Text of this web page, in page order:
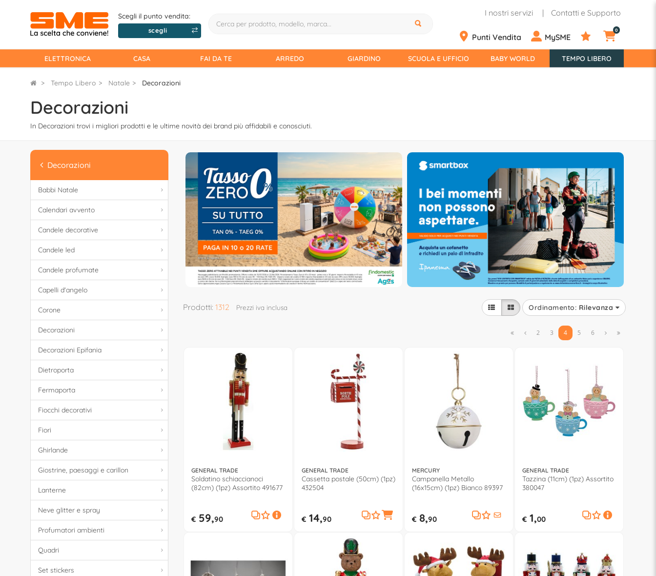
Scegli il punto vendita:
scegli
I nostri servizi Contatti e Supporto
Punti Vendita MySME
0
ELETTRONICA CASA FAI DA TE ARREDO GIARDINO SCUOLA E UFFICIO BABY WORLD TEMPO LIBERO
Tempo Libero Natale Decorazioni
Decorazioni
In Decorazioni trovi i migliori prodotti e le ultime novità dei brand più affidabili e conosciuti.
Decorazioni
Babbi Natale
Calendari avvento
Candele decorative
Candele led
Candele profumate
Capelli d'angelo
Corone
Decorazioni
Decorazioni Epifania
Dietroporta
Fermaporta
Fiocchi decorativi
Fiori
Ghirlande
Giostrine, paesaggi e carillon
Lanterne
Neve glitter e spray
Profumatori ambienti
Quadri
Set stickers
Prodotti: 1312 Prezzi iva inclusa Ordinamento: Rilevanza
  2 3 4 5 6  
GENERAL TRADE
Soldatino schiaccianoci
(82cm) (1pz) Assortito 491677
€59,90
GENERAL TRADE
Cassetta postale (50cm) (1pz)
432504
€14,90
MERCURY
Campanella Metallo
(16x15cm) (1pz) Bianco 89397
€8,90
GENERAL TRADE
Tazzina (11cm) (1pz) Assortito
380047
€1,00